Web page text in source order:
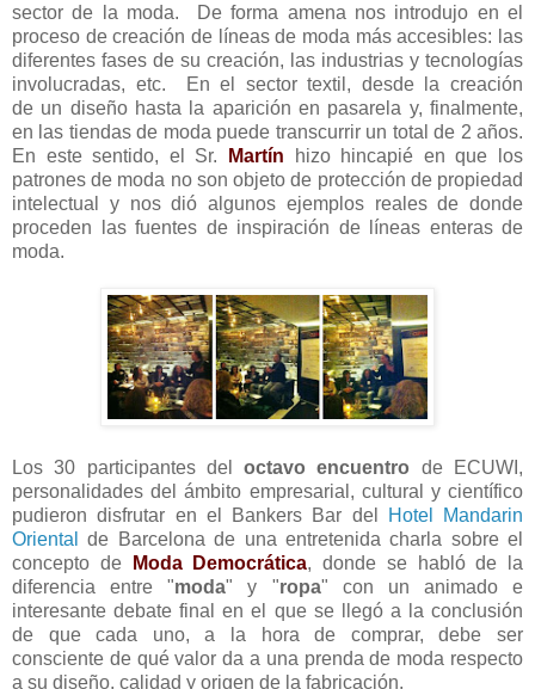
sector de la moda. De forma amena nos introdujo en el
proceso de creación de líneas de moda más accesibles: las
diferentes fases de su creación, las industrias y tecnologías
involucradas, etc. En el sector textil, desde la creación
de un diseño hasta la aparición en pasarela y, finalmente,
en las tiendas de moda puede transcurrir un total de 2 años.
En este sentido, el Sr.
Martín hizo hincapié en que los
patrones de moda no son objeto de protección de propiedad
intelectual y nos dió algunos ejemplos reales de donde
proceden las fuentes de inspiración de líneas enteras de
moda.
Los 30 participantes deloctavo encuentro de ECUWI,
personalidades del ámbito empresarial, cultural y científico
pudieron disfrutar en el Bankers Bar del
Hotel Mandarin
Oriental
de Barcelona de una entretenida charla sobre el
concepto de
Moda Democrática, donde se habló de la
diferencia entre "moda" y "ropa" con un animado e
interesante debate final en el que se llegó a la conclusión
de que cada uno, a la hora de comprar, debe ser
consciente de qué valor da a una prenda de moda respecto
a su diseño, calidad y origen de la fabricación.